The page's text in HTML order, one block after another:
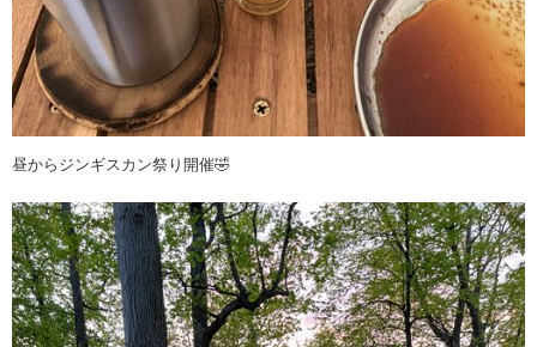
昼からジンギスカン祭り開催🤣